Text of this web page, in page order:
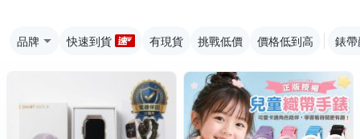
品牌 快速到貨 有現貨 挑戰低價 價格低到高 錶